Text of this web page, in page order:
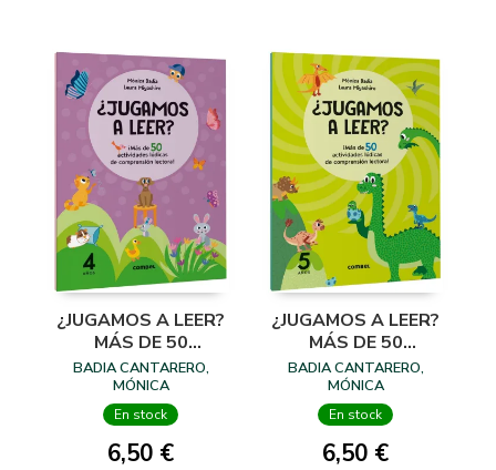
¿JUGAMOS A LEER?
MÁS DE 50
ACTIVIDADES
LÚDICAS DE
COMPRENSIÓN
LECTORA! 4 AÑOS
BADIA CANTARERO,
MÓNICA
En stock
6,50 €
¿JUGAMOS A LEER?
MÁS DE 50
ACTIVIDADES
LÚDICAS DE
COMPRENSIÓN
LECTORA! 5 AÑOS
BADIA CANTARERO,
MÓNICA
En stock
6,50 €